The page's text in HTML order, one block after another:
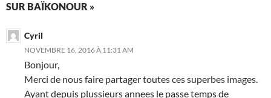
SUR BAÏKONOUR »
Cyril
NOVEMBRE 16, 2016 À 11:31 AM
Bonjour,
Merci de nous faire partager toutes ces superbes images.
Ayant depuis plussieurs annees le passe temps de